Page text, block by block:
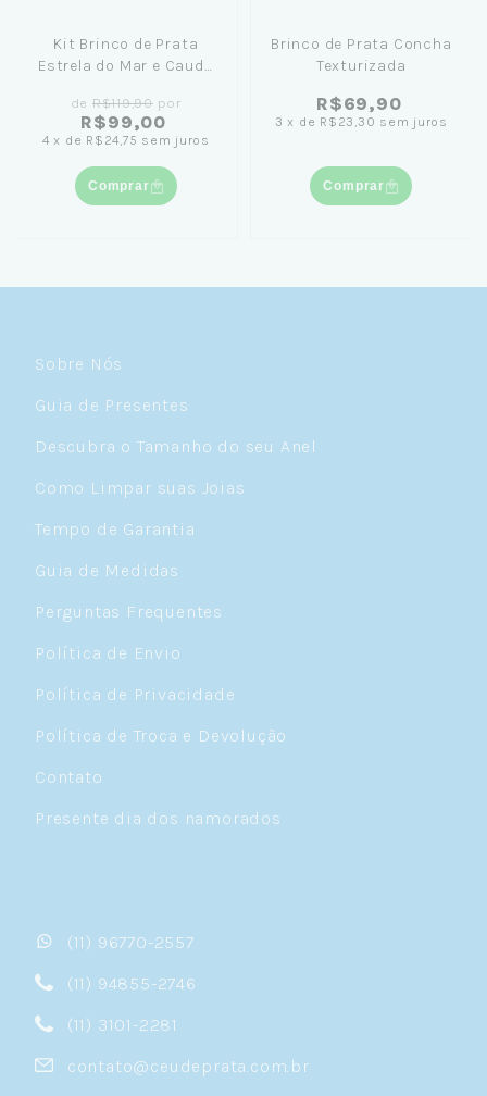
Kit Brinco de Prata
Estrela do Mar e Cauda
de R$119,90por
R$99,00
4 x de R$24,75 sem juros
Comprar
Brinco de Prata Concha
Texturizada
R$69,90
3 x de R$23,30 sem juros
Comprar
Sobre Nós
Guia de Presentes
Descubra o Tamanho do seu Anel
Como Limpar suas Joias
Tempo de Garantia
Guia de Medidas
Perguntas Frequentes
Política de Envio
Política de Privacidade
Política de Troca e Devolução
Contato
Presente dia dos namorados
(11) 96770-2557
(11) 94855-2746
(11) 3101-2281
contato@ceudeprata.com.br